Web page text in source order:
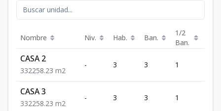
Nombre Niv. Hab. Ban.
1/2
Ban.
CASA 2
332258.23 m2
- 3 3 1
CASA 3
332258.23 m2
- 3 3 1